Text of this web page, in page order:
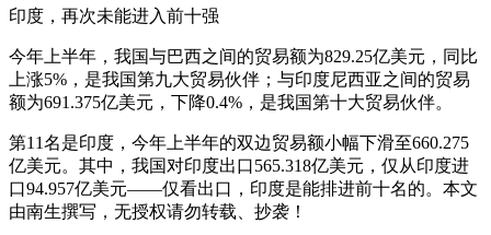
印度，再次未能进入前十强
今年上半年，我国与巴西之间的贸易额为829.25亿美元，同比
上涨5%，是我国第九大贸易伙伴；与印度尼西亚之间的贸易
额为691.375亿美元，下降0.4%，是我国第十大贸易伙伴。
第11名是印度，今年上半年的双边贸易额小幅下滑至660.275
亿美元。其中，我国对印度出口565.318亿美元，仅从印度进
口94.957亿美元——仅看出口，印度是能排进前十名的。本文
由南生撰写，无授权请勿转载、抄袭！